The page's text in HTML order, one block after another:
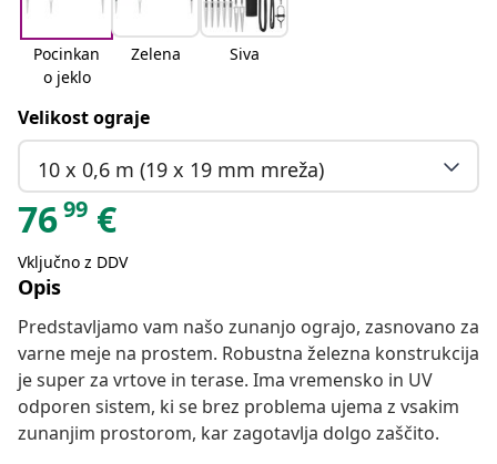
Pocinkan
o jeklo
Zelena Siva
Velikost ograje
10 x 0,6 m (19 x 19 mm mreža)
7699 €
Vključno z DDV
Opis
Predstavljamo vam našo zunanjo ograjo, zasnovano za
varne meje na prostem. Robustna železna konstrukcija
je super za vrtove in terase. Ima vremensko in UV
odporen sistem, ki se brez problema ujema z vsakim
zunanjim prostorom, kar zagotavlja dolgo zaščito.